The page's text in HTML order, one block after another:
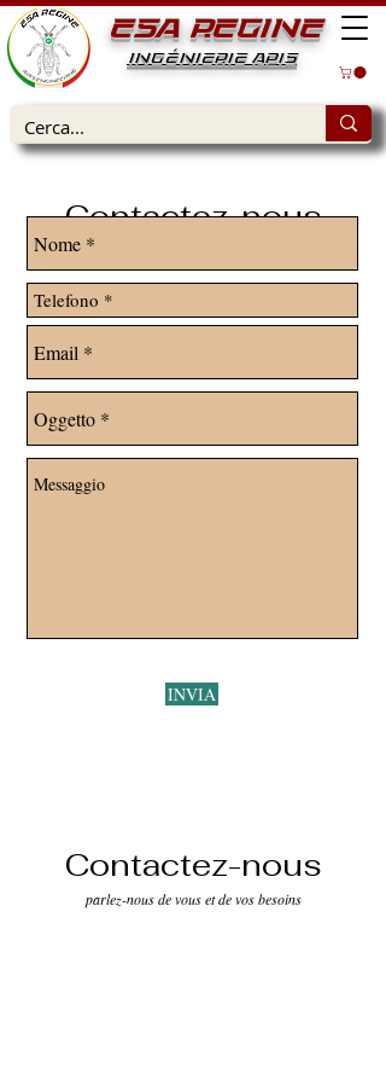
ESA REGINE
INGÉNIERIE APIS
Contactez-nous
parlez-nous de vous et de vos besoins
INVIA
Contactez-nous
parlez-nous de vous et de vos besoins